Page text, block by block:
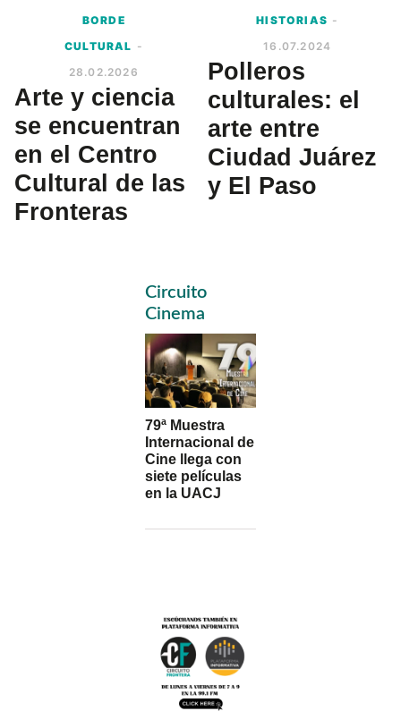
BORDE
CULTURAL -
28.02.2026
Arte y ciencia
se encuentran
en el Centro
Cultural de las
Fronteras
HISTORIAS -
16.07.2024
Polleros
culturales: el
arte entre
Ciudad Juárez
y El Paso
Primary
Sidebar
Circuito
Cinema
79ª Muestra
Internacional de
Cine llega con
siete películas
en la UACJ